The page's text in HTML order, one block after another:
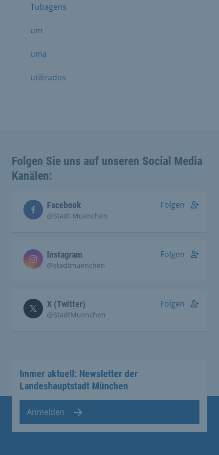
Tubagens
um
uma
utilizados
Folgen Sie uns auf unseren Social Media
Kanälen:
Facebook
@Stadt.Muenchen
Folgen
Instagram
@stadtmuenchen
Folgen
X (Twitter)
@StadtMuenchen
Folgen
Immer aktuell: Newsletter der
Landeshauptstadt München
Anmelden